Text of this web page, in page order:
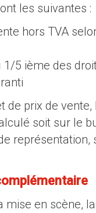
les suivantes :
hors TVA
1/5 ième des
de prix de
soit sur le
représentation,
en scène,